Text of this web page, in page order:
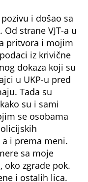
i došao sa
strane VJT-a u
pritvora i mojim
iz krivične
dokaza koji su
u UKP-u pred
Tada su
su i sami
se osobama
i prema meni.
sa moje
oko zgrade pok.
i ostalih lica.